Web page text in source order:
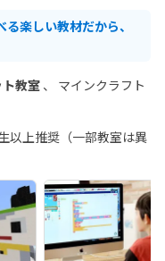
楽しい教材だから、
教室
マインクラフト
上推奨（一部教室は異